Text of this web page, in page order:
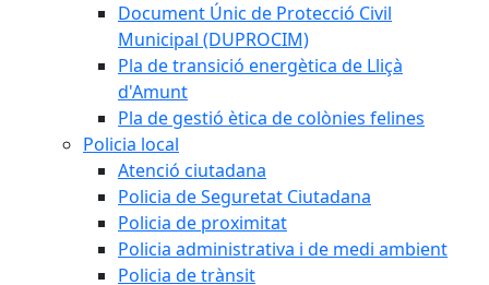
Document Únic de Protecció Civil
Municipal (DUPROCIM)
Pla de transició energètica de Lliçà
d'Amunt
Pla de gestió ètica de colònies felines
Policia local
Atenció ciutadana
Policia de Seguretat Ciutadana
Policia de proximitat
Policia administrativa i de medi ambient
Policia de trànsit